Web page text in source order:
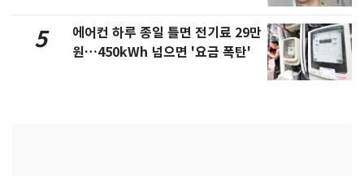
5
에어컨 하루 종일 틀면 전기료 29만
원…450kWh 넘으면 '요금 폭탄'